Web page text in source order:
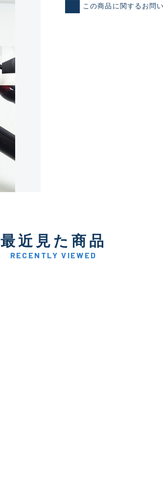
新古品（メーカー問屋から
C-
い品
この商品に関するお問
最近見た商品
RECENTLY VIEWED